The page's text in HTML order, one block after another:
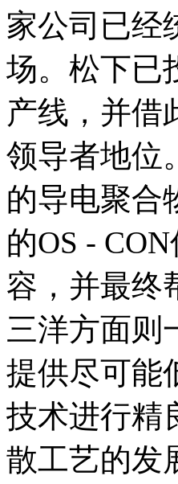
家公司已经
场。松下已
产线，并借
领导者地位
的导电聚合
的OS -
容，并最终
三洋方面则
提供尽可能
技术进行精
散工艺的发